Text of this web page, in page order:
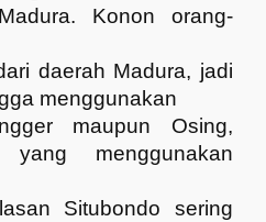
Konon orang-
daerah Madura, jadi
menggunakan
maupun Osing,
menggunakan
Situbondo sering